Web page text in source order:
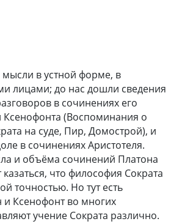
мысли в устной форме, в
лицами; до нас дошли сведения
в сочинениях его
Ксенофонта (Воспоминания о
на суде, Пир, Домострой), и
в сочинениях Аристотеля.
и объёма сочинений Платона
что философия Сократа
точностью. Но тут есть
и Ксенофонт во многих
учение Сократа различно.